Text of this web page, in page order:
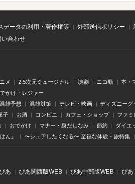
データの利用・著作権等 外部送信ポリシー
い合わせ
メ 2.5次元ミュージカル 演劇 ニコ動 本・
かけ・レジャー
混雑予想 混雑対策 テレビ・映画 ディズニーグ
子 お酒 コンビニ カフェ・ショップ ファミ
おでかけ マナー・身だしなみ 節約 ダイエ
ん』 〜シェアしたくなる〜 至福な体験・旅特集
あ ぴあ関⻄版WEB ぴあ中部版WEB ぴあ